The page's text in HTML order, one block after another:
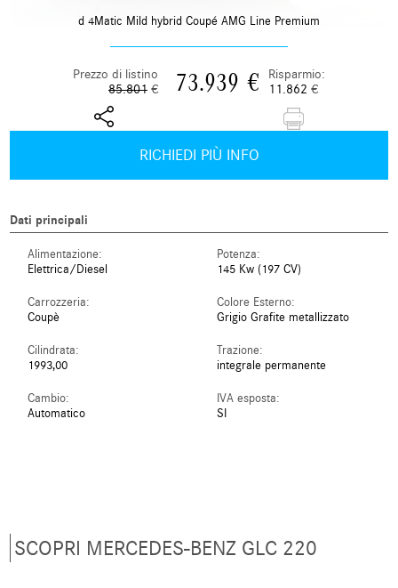
d 4Matic Mild hybrid Coupé AMG Line Premium
Prezzo di listino
85.801 € 73.939 €
Risparmio:
11.862 €
RICHIEDI PIÙ INFO
Dati principali
Alimentazione:
Elettrica/Diesel
Potenza:
145 Kw (197 CV)
Carrozzeria:
Coupè
Colore Esterno:
Grigio Grafite metallizzato
Cilindrata:
1993,00
Trazione:
integrale permanente
Cambio:
Automatico
IVA esposta:
SI
SCOPRI MERCEDES-BENZ GLC 220